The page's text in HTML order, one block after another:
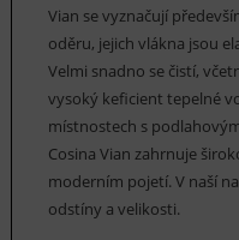
Vian se vyznačují
oděru, jejich vlákna jsou
Velmi snadno se čistí,
vysoký keficient tepelné
místnostech s
Cosina Vian zahrnuje
moderním pojetí. V naší
odstíny a velikosti.